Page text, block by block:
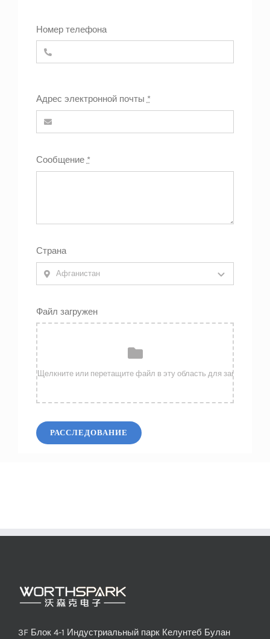
Номер телефона
Адрес электронной почты *
Сообщение *
Страна
Файл загружен
РАССЛЕДОВАНИЕ
3F Блок 4-1 Индустриальный парк Келунтеб Булан